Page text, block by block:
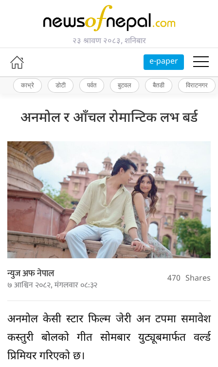
२३ श्रावण २०८३, शनिबार
e-paper
काभ्रे डोटी पर्वत बुटवल बैतडी विराटनगर
अनमोल र आँचल रोमान्टिक लभ बर्ड
न्युज अफ नेपाल
७ आश्विन २०८२, मंगलवार ०८:३२ 470 Shares
अनमोल केसी स्टार फिल्म जेरी अन टपमा समावेश
कस्तुरी बोलको गीत सोमबार युट्यूबमार्फत वर्ल्ड
प्रिमियर गरिएको छ।